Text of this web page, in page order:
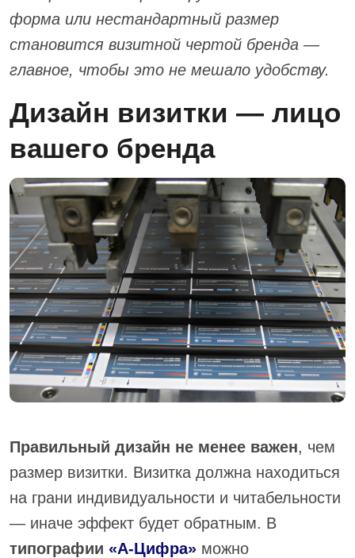
форма или нестандартный размер
становится визитной чертой бренда —
главное, чтобы это не мешало удобству.
Дизайн визитки — лицо
вашего бренда
Правильный дизайн не менее важен, чем
размер визитки. Визитка должна находиться
на грани индивидуальности и читабельности
— иначе эффект будет обратным. В
типографии «А-Цифра» можно